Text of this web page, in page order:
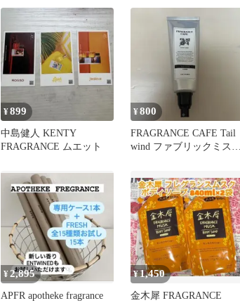
¥899
中島健人 KENTY
FRAGRANCE ムエット
¥800
FRAGRANCE CAFE Tail
wind ファブリックミス
¥2,895
APFR apotheke fragrance
¥1,450
金木犀 FRAGRANCE